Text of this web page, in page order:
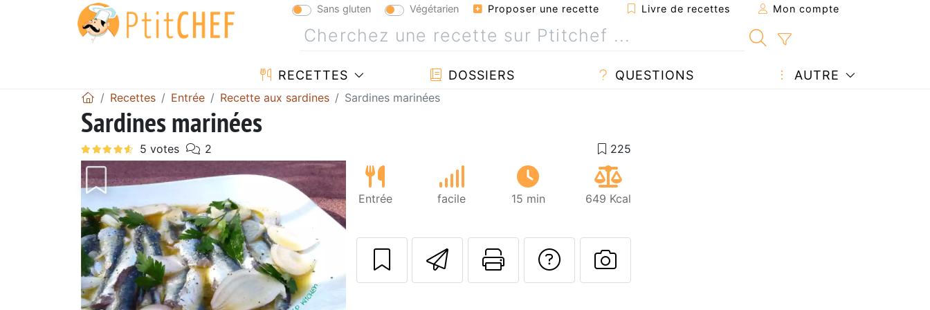
Sans gluten Végétarien Proposer une recette Livre de recettes Mon compte
RECETTES DOSSIERS QUESTIONS AUTRE
Recettes Entrée Recette aux sardines Sardines marinées
Sardines marinées
Entrée facile 15 min 649 Kcal
Envoyer cette recette à un ami
Imprimer cette page
Poser une question à l'auteur
Publier votre photo de cette